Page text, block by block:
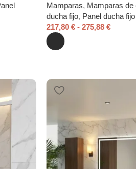
Mamparas, Mamparas de
ducha fijo, Panel ducha
217,80 € - 275,88 €